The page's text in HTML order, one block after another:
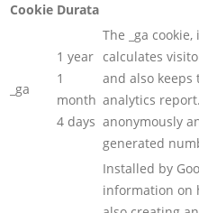
Cookie Durata
_ga
1 year
1
month
4 days
The _ga
calculates
and also keeps
analytics
anonymously
generated
Installed by
information on